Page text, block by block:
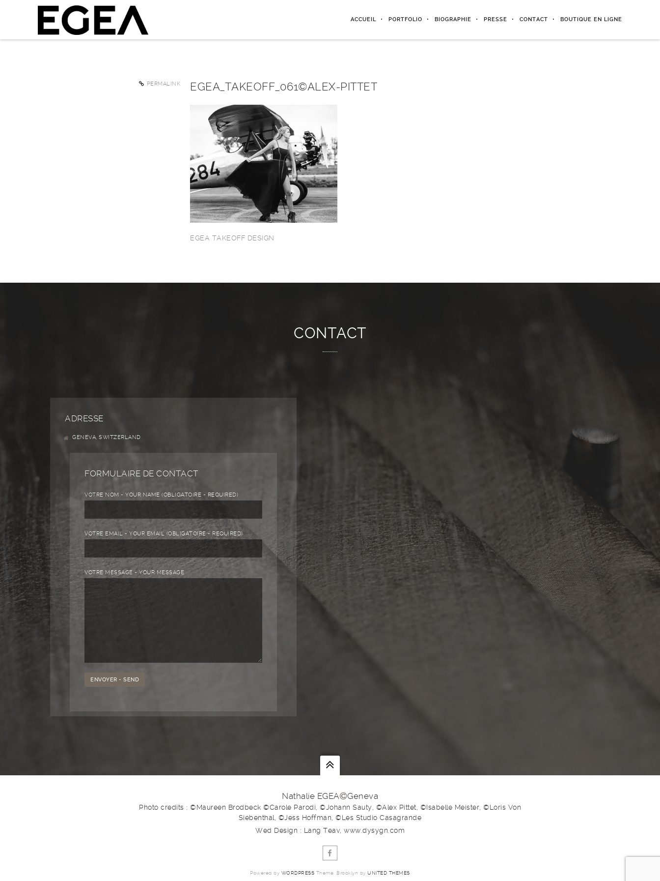
ACCUEIL PORTFOLIO BIOGRAPHIE PRESSE CONTACT BOUTIQUE EN LIGNE
PERMALINK EGEA_TAKEOFF_061©ALEX-PITTET
EGEA TAKEOFF DESIGN
CONTACT
ADRESSE
GENEVA, SWITZERLAND
FORMULAIRE DE CONTACT
VOTRE NOM - YOUR NAME (OBLIGATOIRE - REQUIRED)
VOTRE EMAIL - YOUR EMAIL (OBLIGATOIRE - REQUIRED)
VOTRE MESSAGE - YOUR MESSAGE
Nathalie EGEA Geneva
Photo credits : ©Maureen Brodbeck ©Carole Parodi, ©Johann Sauty, ©Alex Pittet, ©Isabelle Meister, ©Loris Von
Siebenthal, ©Jess Hoffman, ©Les Studio Casagrande
Wed Design : Lang Teav, www.dysygn.com
Powered by WORDPRESS Theme: Brooklyn byUNITED THEMES